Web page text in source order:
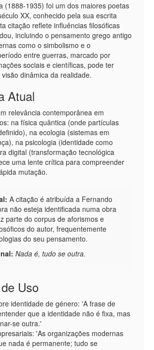
(1888-1935) foi um dos maiores poetas
XX, conhecido pela sua escrita
citação reflete influências filosóficas
incluindo o pensamento grego antigo
como o simbolismo e o
entre guerras, marcado por
sociais e científicas, pode ter
dinâmica da realidade.
Atual
relevância contemporânea em
na física quântica (onde partículas
na ecologia (sistemas em
na psicologia (identidade como
digital (transformação tecnológica
uma lente crítica para compreender
mutação.
A citação é atribuída a Fernando
não esteja identificada numa obra
parte do corpus de aforismos e
do autor, frequentemente
do seu pensamento.
Nada é, tudo se outra.
Uso
identidade de género: 'A frase de
que a identidade não é fixa, mas
se outra.'
'As organizações modernas
nada é permanente; tudo se